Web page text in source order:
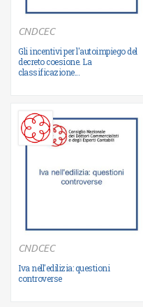
CNDCEC
Gli incentivi per l'autoimpiego del
decreto coesione. La
classificazione...
Ulteriori informazioni
CNDCEC
Iva nell'edilizia: questioni
controverse